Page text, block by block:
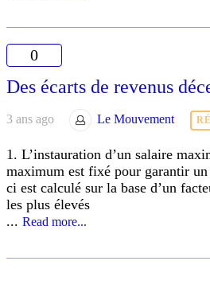
0
Des écarts de revenus
3 ans ago Le Mouvement
1. L’instauration d’un salaire
maximum est fixé pour garantir
ci est calculé sur la base d’un
les plus élevés
... Read more...